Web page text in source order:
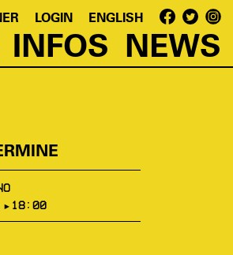
LOGIN ENGLISH
INFOS NEWS